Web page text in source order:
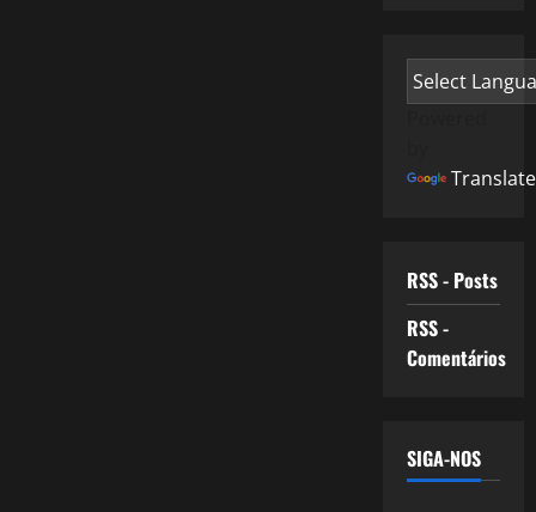
Translate
RSS - Posts
RSS -
Comentários
SIGA-NOS